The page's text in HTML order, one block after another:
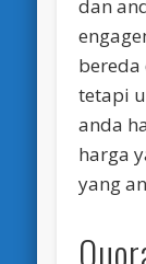
dan
tetapi
anda
harga
yang